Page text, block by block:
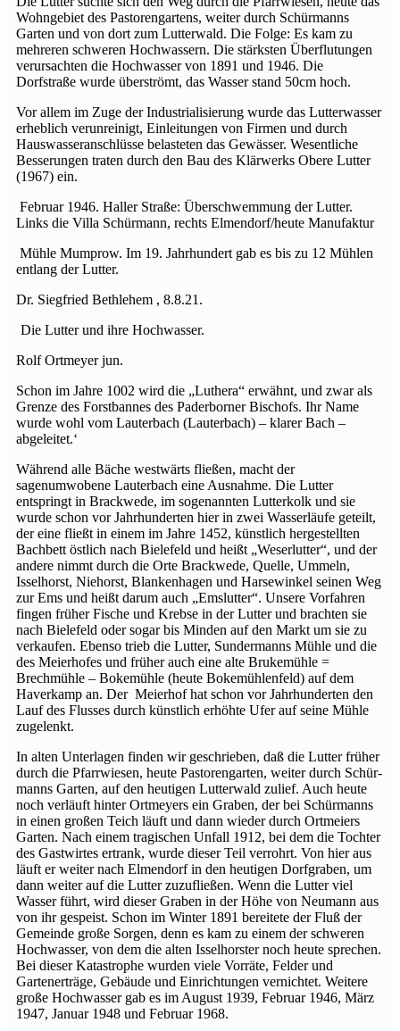
Wohngebiet des Pastorengartens, weiter durch Schürmanns
Garten und von dort zum Lutterwald. Die Folge: Es kam zu
mehreren schweren Hochwassern. Die stärksten Überflutungen
verursachten die Hochwasser von 1891 und 1946. Die
Dorfstraße wurde überströmt, das Wasser stand 50cm hoch.
Vor allem im Zuge der Industrialisierung wurde das Lutterwasser
erheblich verunreinigt, Einleitungen von Firmen und durch
Hauswasseranschlüsse belasteten das Gewässer. Wesentliche
Besserungen traten durch den Bau des Klärwerks Obere Lutter
(1967) ein.
Februar 1946. Haller Straße: Überschwemmung der Lutter.
Links die Villa Schürmann, rechts Elmendorf/heute Manufaktur
Mühle Mumprow. Im 19. Jahrhundert gab es bis zu 12 Mühlen
entlang der Lutter.
Dr. Siegfried Bethlehem , 8.8.21.
Die Lutter und ihre Hochwasser.
Rolf Ortmeyer jun.
Schon im Jahre 1002 wird die „Luthera“ erwähnt, und zwar als
Gren­ze des Forstbannes des Paderborner Bischofs. Ihr Name
wurde wohl vom Lauterbach (Lauterbach) – klarer Bach –
abgeleitet.‘
Während alle Bäche westwärts fließen, macht der
sagenumwobene Lauterbach eine Ausnahme. Die Lutter
entspringt in Brackwede, im sogenannten Lutterkolk und sie
wurde schon vor Jahrhunderten hier in zwei Wasserläufe geteilt,
der eine fließt in einem im Jahre 1452, künstlich hergestellten
Bachbett östlich nach Bielefeld und heißt „Weserlutter“, und der
andere nimmt durch die Orte Brackwede, Quel­le, Ummeln,
Isselhorst, Niehorst, Blankenhagen und Harsewinkel seinen Weg
zur Ems und heißt darum auch „Emslutter“. Unsere Vorfahren
fingen früher Fische und Krebse in der Lutter und brachten sie
nach Bielefeld oder sogar bis Minden auf den Markt um sie zu
ver­kaufen. Ebenso trieb die Lutter, Sundermanns Mühle und die
des Meierhofes und früher auch eine alte Brukemühle =
Brechmühle – Bokemühle (heute Bokemühlenfeld) auf dem
Haverkamp an. Der Mei­erhof hat schon vor Jahrhunderten den
Lauf des Flusses durch künst­lich erhöhte Ufer auf seine Mühle
zugelenkt.
In alten Unterlagen finden wir geschrieben, daß die Lutter früher
durch die Pfarrwiesen, heute Pastorengarten, weiter durch Schür­
manns Garten, auf den heutigen Lutterwald zulief. Auch heute
noch verläuft hinter Ortmeyers ein Graben, der bei Schürmanns
in einen großen Teich läuft und dann wieder durch Ortmeiers
Garten. Nach einem tragischen Unfall 1912, bei dem die Tochter
des Gastwirtes er­trank, wurde dieser Teil verrohrt. Von hier aus
läuft er weiter nach Elmendorf in den heutigen Dorfgraben, um
dann weiter auf die Lut­ter zuzufließen. Wenn die Lutter viel
Wasser führt, wird dieser Gra­ben in der Höhe von Neumann aus
von ihr gespeist. Schon im Win­ter 1891 bereitete der Fluß der
Gemeinde große Sorgen, denn es kam zu einem der schweren
Hochwasser, von dem die alten Isselhorster noch heute sprechen.
Bei dieser Katastrophe wurden viele Vorräte, Fel­der und
Gartenerträge, Gebäude und Einrichtungen vernichtet. Wei­tere
große Hochwasser gab es im August 1939, Februar 1946, März
1947, Januar 1948 und Februar 1968.